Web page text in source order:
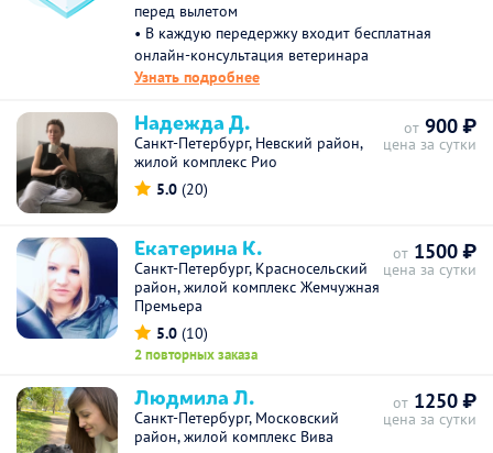
перед вылетом
• В каждую передержку входит бесплатная
онлайн-консультация ветеринара
Узнать подробнее
Надежда Д.
Санкт-Петербург, Невский район,
жилой комплекс Рио
5.0 (20)
от 900 ₽
цена за сутки
Екатерина К.
Санкт-Петербург, Красносельский
район, жилой комплекс Жемчужная
Премьера
5.0 (10)
2 повторных заказа
от 1500 ₽
цена за сутки
Людмила Л.
Санкт-Петербург, Московский
район, жилой комплекс Вива
от 1250 ₽
цена за сутки